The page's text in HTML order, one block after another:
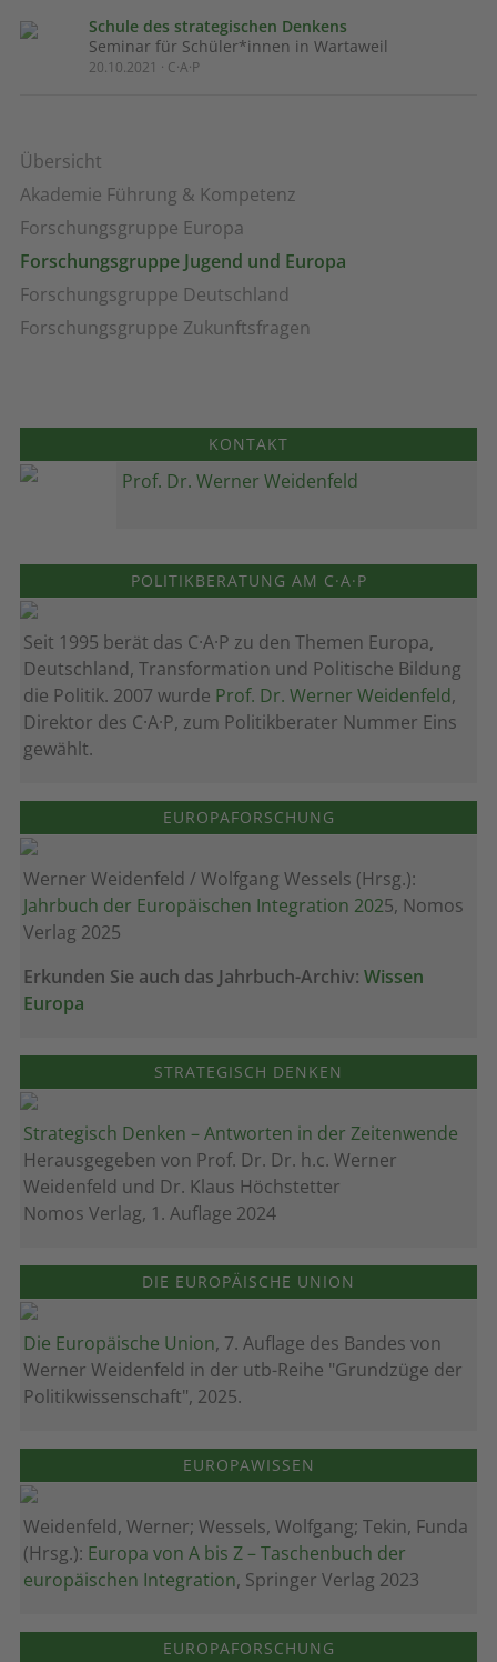
Übersicht
Akademie Führung & Kompetenz
Forschungsgruppe Europa
Forschungsgruppe Jugend und Europa
Forschungsgruppe Deutschland
Forschungsgruppe Zukunftsfragen
Schule des strategischen Denkens
Seminar für Schüler*innen in Wartaweil
20.10.2021 · C·A·P
KONTAKT
Prof. Dr. Werner Weidenfeld
POLITIKBERATUNG AM C·A·P
Seit 1995 berät das C·A·P zu den Themen Europa,
Deutschland, Transformation und Politische Bildung
die Politik. 2007 wurde Prof. Dr. Werner Weidenfeld,
Direktor des C·A·P, zum Politik­berater Nummer Eins
gewählt.
EUROPAFORSCHUNG
Werner Weidenfeld / Wolfgang Wessels (Hrsg.):
Jahrbuch der Europäischen Integration 2025, Nomos
Verlag 2025
Erkunden Sie auch das Jahrbuch-Archiv: Wissen
Europa
STRATEGISCH DENKEN
Strategisch Denken – Antworten in der Zeitenwende
Herausgegeben von Prof. Dr. Dr. h.c. Werner
Weidenfeld und Dr. Klaus Höchstetter
Nomos Verlag, 1. Auflage 2024
DIE EUROPÄISCHE UNION
Die Europäische Union, 7. Auflage des Bandes von
Werner Weidenfeld in der utb-Reihe "Grundzüge der
Politikwissenschaft", 2025.
EUROPAWISSEN
Weidenfeld, Werner; Wessels, Wolfgang; Tekin, Funda
(Hrsg.): Europa von A bis Z – Taschenbuch der
europäischen Integration, Springer Verlag 2023
EUROPAFORSCHUNG